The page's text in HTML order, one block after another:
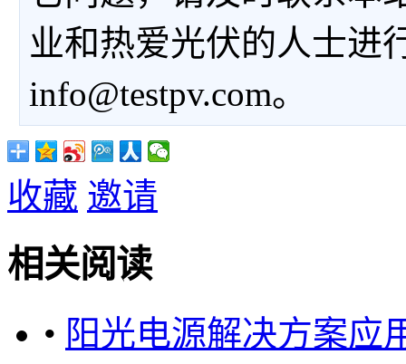
业和热爱光伏的人士进
info@testpv.com。
收藏 邀请
相关阅读
• 阳光电源解决方案应